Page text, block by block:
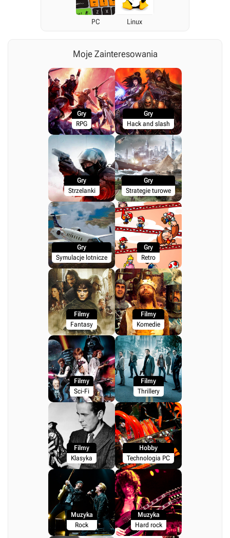
PC Linux
Moje Zainteresowania
Gry
RPG
Gry
Hack and slash
Gry
Strzelanki
Gry
Strategie turowe
Gry
Symulacje lotnicze
Gry
Retro
Filmy
Fantasy
Filmy
Komedie
Filmy
Sci-Fi
Filmy
Thrillery
Filmy
Klasyka
Hobby
Technologia PC
Muzyka
Rock
Muzyka
Hard rock